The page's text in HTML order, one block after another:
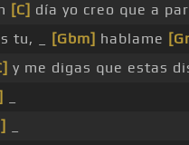
[C] día yo creo que a
tu, _
[Gbm] hablame
y me digas que estas